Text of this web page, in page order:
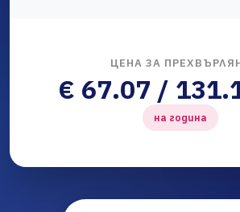
ЦЕНА ЗА
€ 67.07 /
на година